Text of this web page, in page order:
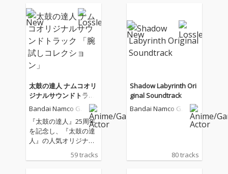
のは、「ポップコレク
ション」、「腕試しコ
レクション」、「漆黒
の旋律コレクション」
の3アルバム。 「ポッ
プコレクション」に
は、聴くだけで前向き
な気持ちになれるポッ
プで明るい楽曲を収
録。「腕試しコレクシ
ョン」には、『太鼓の
達人』の大会シーンで
も親しまれてきた楽曲
を収録。「漆黒の旋律
ダークでドラマチック
ション」、「腕試しコ
レクション」、「漆黒
の旋律コレクション」
の3アルバム。 「ポッ
な気持ちになれるポッ
プで明るい楽曲を収
録。「腕試しコレクシ
ョン」には、『太鼓の
達人』の大会シーンで
も親しまれてきた楽曲
ダークでドラマチック
太鼓の達人 ナムコオリ
ジナルサウンドトラッ
ク 「腕試しコレクショ
Bandai Namco Ga
『太鼓の達人』25周年
を記念し、『太鼓の達
人』の人気オリジナル
楽曲を収録した3アル
バム・計145曲が配信
59 tracks
Shadow Labyrinth Ori
ginal Soundtrack
Bandai Namco Ga
80 tracks